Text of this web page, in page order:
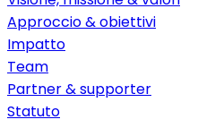
Approccio & obiettivi
Impatto
Team
Partner & supporter
Statuto